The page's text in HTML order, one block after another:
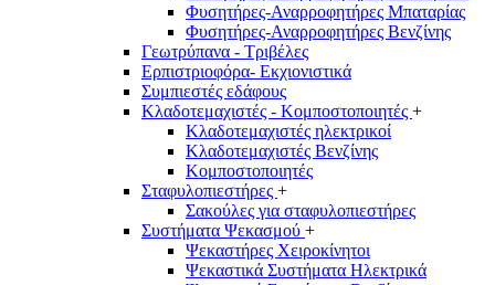
Φυσητήρες-Αναρροφητήρες Μπαταρίας
Φυσητήρες-Αναρροφητήρες Βενζίνης
Γεωτρύπανα - Τριβέλες
Ερπιστριοφόρα- Εκχιονιστικά
Συμπιεστές εδάφους
Κλαδοτεμαχιστές - Κομποστοποιητές +
Κλαδοτεμαχιστές ηλεκτρικοί
Κλαδοτεμαχιστές Βενζίνης
Κομποστοποιητές
Σταφυλοπιεστήρες +
Σακούλες για σταφυλοπιεστήρες
Συστήματα Ψεκασμού +
Ψεκαστήρες Χειροκίνητοι
Ψεκαστικά Συστήματα Ηλεκτρικά